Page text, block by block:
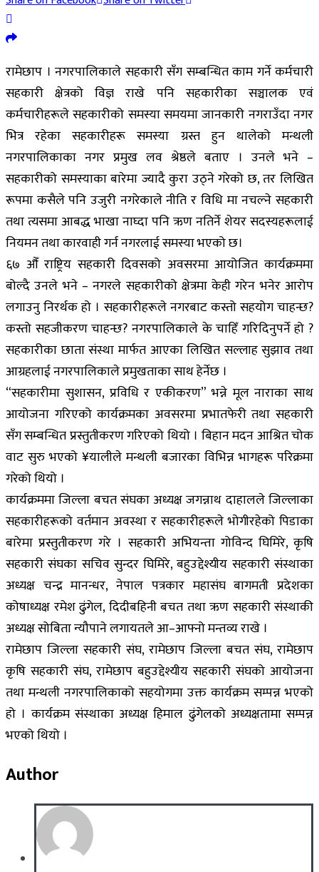
रामेछाप । नगरपालिकाले सहकारी सँग सम्बन्धित काम गर्ने कर्मचारी
सहकारी क्षेत्रको विज्ञ राखे पनि सहकारीका सञ्चालक एवं
कर्मचारीहरूले सहकारीको समस्या समयमा जानकारी नगराउँदा नगर
भित्र रहेका सहकारीहरू समस्या ग्रस्त हुन थालेको मन्थली
नगरपालिकाका नगर प्रमुख लव श्रेष्ठले बताए । उनले भने –
सहकारीको समस्याका बारेमा ज्यादै कुरा उठ्ने गरेको छ, तर लिखित
रूपमा कसैले पनि उजुरी नगरेकाले नीति र विधि मा नचल्ने सहकारी
तथा त्यसमा आबद्ध भाखा नाघ्दा पनि ऋण नतिर्ने शेयर सदस्यहरूलाई
नियमन तथा कारवाही गर्न नगरलाई समस्या भएको छ।
६७ औँ राष्ट्रिय सहकारी दिवसको अवसरमा आयोजित कार्यक्रममा
बोल्दै उनले भने – नगरले सहकारीको क्षेत्रमा केही गरेन भनेर आरोप
लगाउनु निरर्थक हो । सहकारीहरूले नगरबाट कस्तो सहयोग चाहन्छ?
कस्तो सहजीकरण चाहन्छ? नगरपालिकाले के चाहिँ गरिदिनुपर्ने हो ?
सहकारीका छाता संस्था मार्फत आएका लिखित सल्लाह सुझाव तथा
आग्रहलाई नगरपालिकाले प्रमुखताका साथ हेर्नेछ ।
“सहकारीमा सुशासन, प्रविधि र एकीकरण” भन्ने मूल नाराका साथ
आयोजना गरिएको कार्यक्रमका अवसरमा प्रभातफेरी तथा सहकारी
सँग सम्बन्धित प्रस्तुतीकरण गरिएको थियो । बिहान मदन आश्रित चोक
वाट सुरु भएको ¥यालीले मन्थली बजारका विभिन्न भागहरू परिक्रमा
गरेको थियो ।
कार्यक्रममा जिल्ला बचत संघका अध्यक्ष जगन्नाथ दाहालले जिल्लाका
सहकारीहरूको वर्तमान अवस्था र सहकारीहरूले भोगीरहेको पिडाका
बारेमा प्रस्तुतीकरण गरे । सहकारी अभियन्ता गोविन्द घिमिरे, कृषि
सहकारी संघका सचिव सुन्दर घिमिरे, बहुउद्देश्यीय सहकारी संस्थाका
अध्यक्ष चन्द्र मानन्धर, नेपाल पत्रकार महासंघ बागमती प्रदेशका
कोषाध्यक्ष रमेश ढुंगेल, दिदीबहिनी बचत तथा ऋण सहकारी संस्थाकी
अध्यक्ष सोबिता न्यौपाने लगायतले आ–आफ्नो मन्तव्य राखे ।
रामेछाप जिल्ला सहकारी संघ, रामेछाप जिल्ला बचत संघ, रामेछाप
कृषि सहकारी संघ, रामेछाप बहुउद्देश्यीय सहकारी संघको आयोजना
तथा मन्थली नगरपालिकाको सहयोगमा उक्त कार्यक्रम सम्पन्न भएको
हो । कार्यक्रम संस्थाका अध्यक्ष हिमाल ढुंगेलको अध्यक्षतामा सम्पन्न
भएको थियो ।
Author